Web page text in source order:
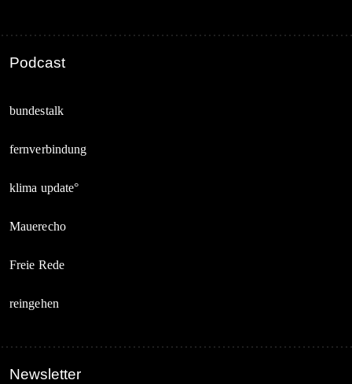
Podcast
bundestalk
fernverbindung
klima update°
Mauerecho
Freie Rede
reingehen
Newsletter